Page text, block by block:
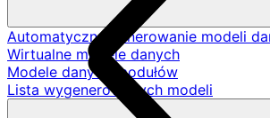
Automatyczne generowanie modeli
Wirtualne modele danych
Modele danych modułów
Lista wygenerowanych modeli